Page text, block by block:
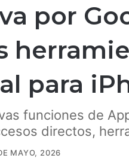
por
para
funciones de
directos,
MAYO, 2026